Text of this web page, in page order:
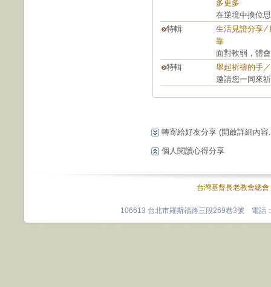
多更多
在逆境中換位
特輯
生活見證分享
靠
面對軟弱，體
特輯
舉起祈禱的手
邀請您一同來
轉寄給好友分享 (開啟詳細內容
個人閱讀心得分享
台灣基督長老教會總會
106613 台北市羅斯福路三段269巷3號 電